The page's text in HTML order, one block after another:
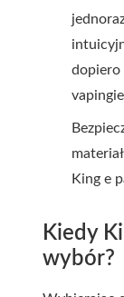
dopiero
King e
Kiedy
wybór?